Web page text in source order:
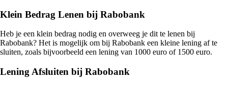
Klein Bedrag Lenen bij Rabobank
Heb je een klein bedrag nodig en overweeg je dit te lenen bij
Rabobank? Het is mogelijk om bij Rabobank een kleine lening af te
sluiten, zoals bijvoorbeeld een lening van 1000 euro of 1500 euro.
Lening Afsluiten bij Rabobank